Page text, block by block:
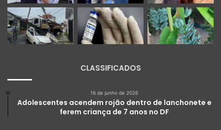
CLASSIFICADOS
16 de junho de 2026
Adolescentes acendem rojão dentro de lanchonete e
ferem criança de 7 anos no DF